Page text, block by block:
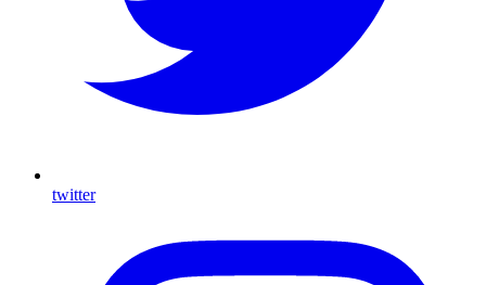
twitter